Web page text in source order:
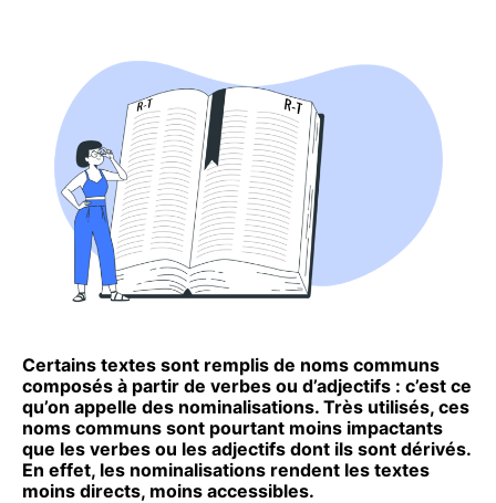
Cer­tains textes sont rem­plis de noms com­muns
com­po­sés à par­tir de verbes ou d’adjectifs : c’est ce
qu’on appelle des nomi­na­li­sa­tions. Très uti­li­sés, ces
noms com­muns sont pour­tant moins impac­tants
que les verbes ou les adjec­tifs dont ils sont déri­vés.
En effet, les nomi­na­li­sa­tions rendent les textes
moins directs, moins acces­sibles.